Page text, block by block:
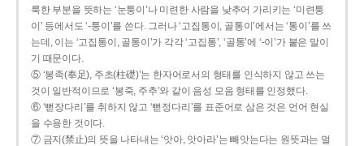
룩한 부분을 뜻하는 ‘눈퉁이’나 미련한 사람을 낮추어 가리키는 ‘미련퉁
이’ 등에서도 ‘-퉁이’를 쓴다. 그러나 ‘고집통이, 골통이’에서는 ‘통이’를 쓰
는데, 이는 ‘고집통이, 골통이’가 각각 ‘고집통’, ‘골통’에 ‘-이’가 붙은 말이
기 때문이다.
⑤ ‘봉족(奉足), 주초(柱礎)’는 한자어로서의 형태를 인식하지 않고 쓰는
것이 일반적이므로 ‘봉죽, 주추’와 같이 음성 모음 형태를 인정했다.
⑥ ‘뻗장다리’를 취하지 않고 ‘뻗정다리’를 표준어로 삼은 것은 언어 현실
을 수용한 것이다.
⑦ 금지(禁止)의 뜻을 나타내는 ‘앗아, 앗아라’는 빼앗는다는 원뜻과는 멀